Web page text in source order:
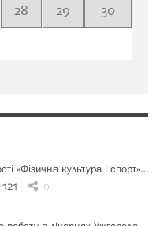
28 29
30
«Фізична культура і спорт»…
121 0